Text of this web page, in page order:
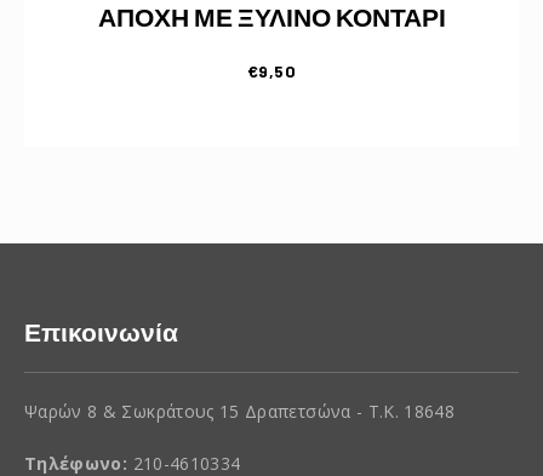
ΑΠΟΧΗ ΜΕ ΞΥΛΙΝΟ ΚΟΝΤΑΡΙ
€9,50
Επικοινωνία
Ψαρών 8 & Σωκράτους 15 Δραπετσώνα - Τ.Κ. 18648
Τηλέφωνο: 210-4610334